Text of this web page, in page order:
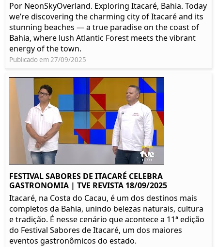
Por NeonSkyOverland. Exploring Itacaré, Bahia. Today
we’re discovering the charming city of Itacaré and its
stunning beaches — a true paradise on the coast of
Bahia, where lush Atlantic Forest meets the vibrant
energy of the town.
Publicado em 27/09/2025
FESTIVAL SABORES DE ITACARÉ CELEBRA
GASTRONOMIA | TVE REVISTA 18/09/2025
Itacaré, na Costa do Cacau, é um dos destinos mais
completos da Bahia, unindo belezas naturais, cultura
e tradição. É nesse cenário que acontece a 11ª edição
do Festival Sabores de Itacaré, um dos maiores
eventos gastronômicos do estado.